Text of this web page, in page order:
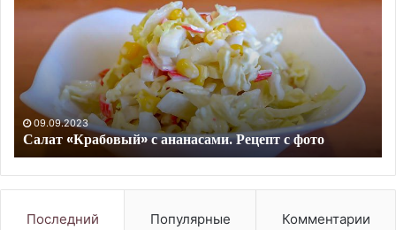
с
ананасами.
Рецепт
фото
09.09.2023
Салат «Крабовый» с ананасами. Рецепт с фото
с
Последний Популярные Комментарии